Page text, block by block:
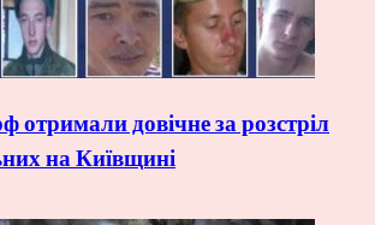
отримали довічне за розстріл
на Київщині